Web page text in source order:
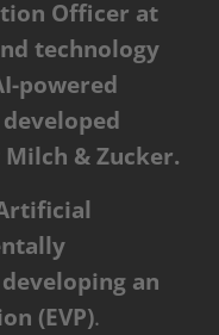
Officer at
technology
powered
& Zucker.
an
(EVP).